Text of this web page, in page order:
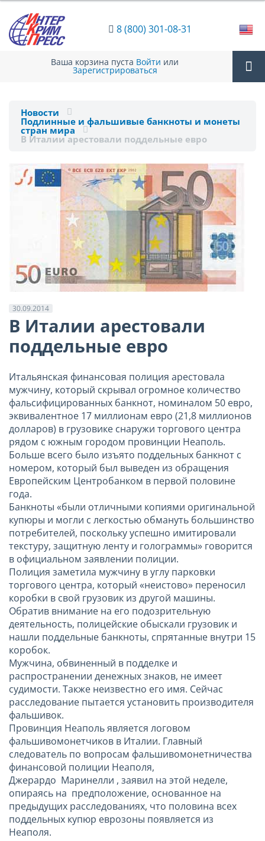
8 (800) 301-08-31
Ваша корзина пуста Войти или
Зарегистрироваться
Новости
Подлинные и фальшивые банкноты и монеты
стран мира
В Италии арестовали поддельные евро
30.09.2014
В Италии арестовали
поддельные евро
Итальянская финансовая полиция арестовала
мужчину, который скрывал огромное количество
фальсифицированных банкнот, номиналом 50 евро,
эквивалентное 17 миллионам евро (21,8 миллионов
долларов) в грузовике снаружи торгового центра
рядом с южным городом провинции Неаполь.
Больше всего было изъято поддельных банкнот с
номером, который был выведен из обращения
Европейским Центробанком в первой половине
года.
Банкноты «были отличными копиями оригинальной
купюры и могли с легкостью обмануть большинство
потребителей, поскольку успешно имитировали
текстуру, защитную ленту и голограммы» говорится
в официальном заявлении полиции.
Полиция заметила мужчину в углу парковки
торгового центра, который «неистово» переносил
коробки в свой грузовик из другой машины.
Обратив внимание на его подозрительную
деятельность, полицейские обыскали грузовик и
нашли поддельные банкноты, спрятанные внутри 15
коробок.
Мужчина, обвиненный в подделке и
распространении денежных знаков, не имеет
судимости. Также неизвестно его имя. Сейчас
расследование пытается установить производителя
фальшивок.
Провинция Неаполь является логовом
фальшивомонетчиков в Италии. Главный
следователь по вопросам фальшивомонетничества
финансовой полиции Неаполя,
Джерардо Маринелли , заявил на этой неделе,
опираясь на предположение, основанное на
предыдущих расследованиях, что половина всех
поддельных купюр еврозоны появляется из
Неаполя.